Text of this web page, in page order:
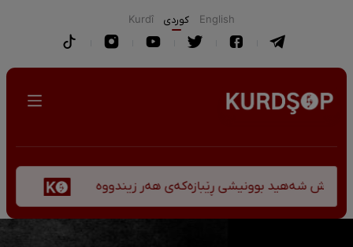
English كوردی Kurdî